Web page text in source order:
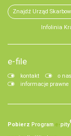
Znajdź Urząd
Infolinia
e-file
kontakt o nas
informacje prawne
Pobierz Program e‑pity